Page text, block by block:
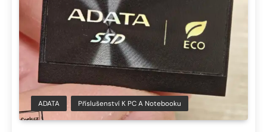
ADATA Příslušenství K PC A Notebooku